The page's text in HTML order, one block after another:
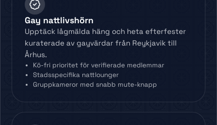
Gay nattlivshörn
Upptäck lågmälda häng och heta efterfester
kuraterade av gayvärdar från Reykjavik till
Århus.
Kö-fri prioritet för verifierade medlemmar
Stadsspecifika nattlounger
Gruppkameror med snabb mute-knapp